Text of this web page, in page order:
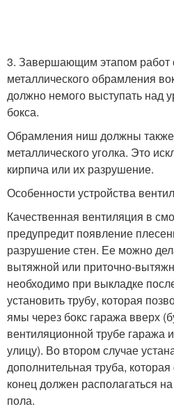
3. Завершающим этапом работ
металлического обрамления
должно немого выступать над
бокса.
Обрамления ниш должны
металлического уголка. Это
кирпича или их разрушение.
Особенности устройства
Качественная вентиляция в
предупредит появление
разрушение стен. Ее можно
вытяжной или приточно-
необходимо при выкладке
установить трубу, которая
ямы через бокс гаража вверх
вентиляционной трубе гаража
улицу). Во втором случае
дополнительная труба,
конец должен располагаться
пола.